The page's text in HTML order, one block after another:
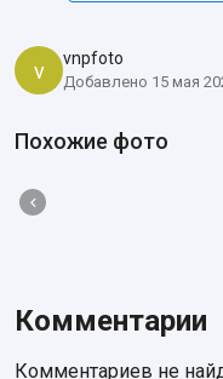
v vnpfoto
Добавлено 15 мая
Похожие фото
Комментарии
Комментариев не